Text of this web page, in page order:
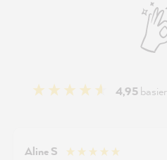
4,95
Aline S